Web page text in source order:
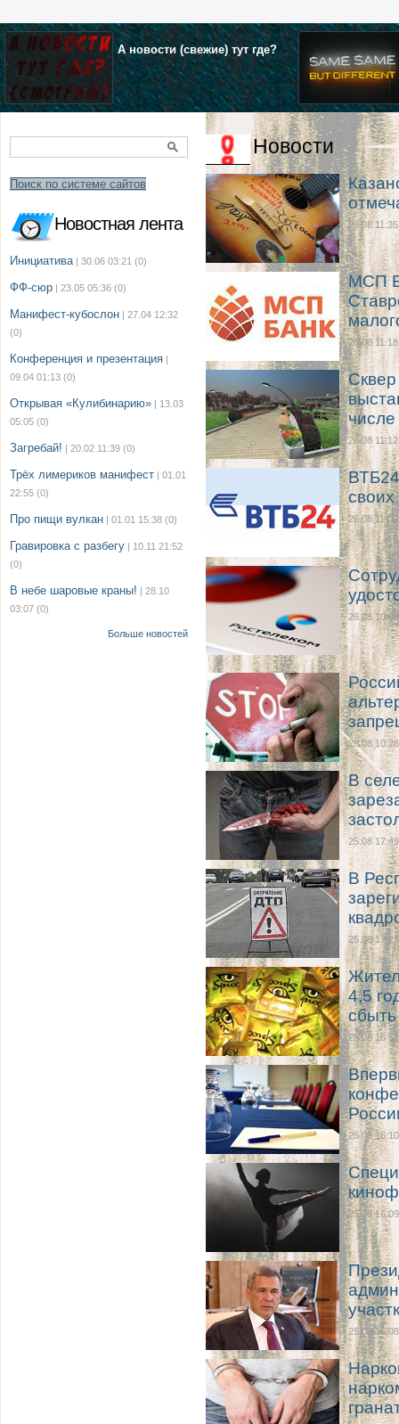
А новости (свежие) тут где?
Поиск по системе сайтов
Новостная лента
Инициатива | 30.06 03:21 (0)
ФФ-сюр | 23.05 05:36 (0)
Манифест-кубослон | 27.04 12:32
(0)
Конференция и презентация |
09.04 01:13 (0)
Открывая «Кулибинарию» | 13.03
05:05 (0)
Загребай! | 20.02 11:39 (0)
Трёх лимериков манифест | 01.01
22:55 (0)
Про пищи вулкан | 01.01 15:38 (0)
Гравировка с разбегу | 10.11 21:52
(0)
В небе шаровые краны! | 28.10
03:07 (0)
Больше новостей
Новости
26.08 11:35
МСП
26.08 11:18
26.08 11:12
своих
26.08 11:00
26.08 10:43
26.08 10:28
В
25.08 17:49
В
25.08 17:23
4,5
25.08 16:51
25.08 16:10
25.08 16:09
25.08 16:08